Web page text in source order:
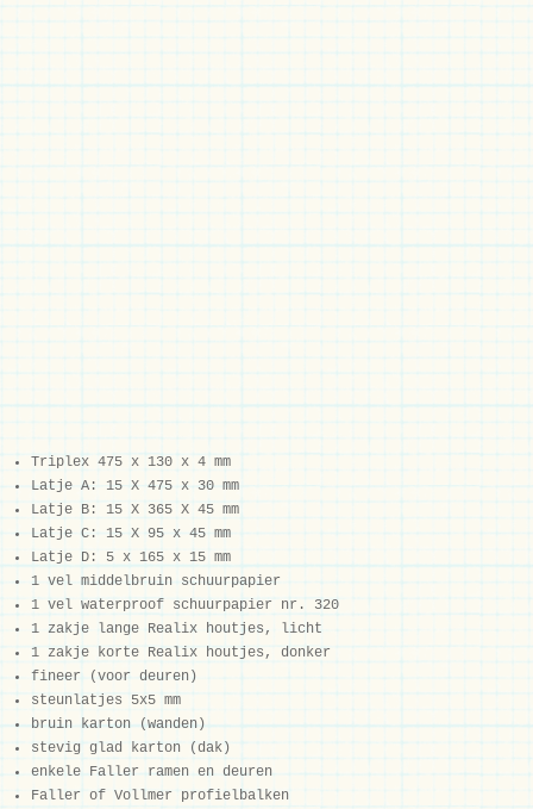
Triplex 475 x 130 x 4 mm
Latje A: 15 X 475 x 30 mm
Latje B: 15 X 365 X 45 mm
Latje C: 15 X 95 x 45 mm
Latje D: 5 x 165 x 15 mm
1 vel middelbruin schuurpapier
1 vel waterproof schuurpapier nr. 320
1 zakje lange Realix houtjes, licht
1 zakje korte Realix houtjes, donker
fineer (voor deuren)
steunlatjes 5x5 mm
bruin karton (wanden)
stevig glad karton (dak)
enkele Faller ramen en deuren
Faller of Vollmer profielbalken